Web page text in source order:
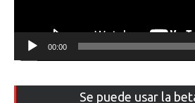
00:00
Se puede usar la